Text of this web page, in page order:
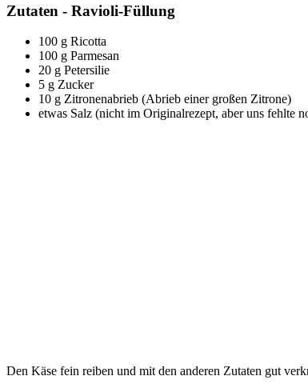
Zutaten - Ravioli-Füllung
100 g Ricotta
100 g Parmesan
20 g Petersilie
5 g Zucker
10 g Zitronenabrieb (Abrieb einer großen Zitrone)
etwas Salz (nicht im Originalrezept, aber uns fehlte
Den Käse fein reiben und mit den anderen Zutaten gut